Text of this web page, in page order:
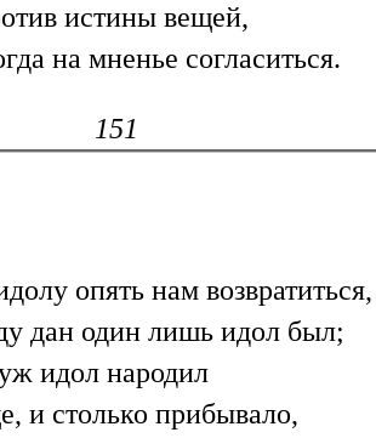
истины вещей,
на мненье согласиться.
151
опять нам
дан один лишь идол был;
идол народил
и столько прибывало,